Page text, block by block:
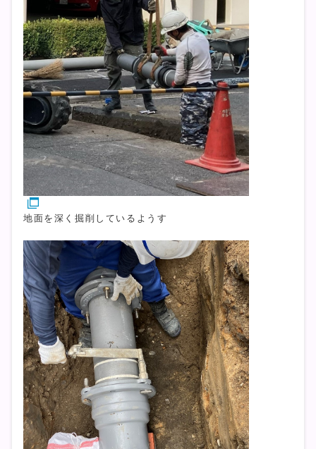
地面を深く掘削しているようす